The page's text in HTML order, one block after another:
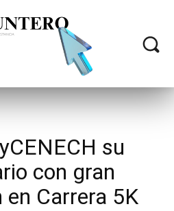
su
con gran
Carrera 5K